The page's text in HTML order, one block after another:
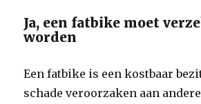
Ja, een fatbike moet
worden
Een fatbike is een kostbaar
schade veroorzaken aan andere